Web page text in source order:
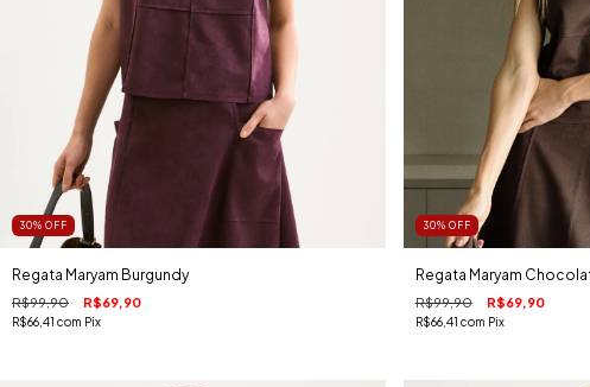
30% OFF
Regata Maryam Burgundy
R$99,90 R$69,90
R$66,41 com Pix
30% OFF
Regata Maryam
R$99,90 R$69,90
R$66,41 com Pix